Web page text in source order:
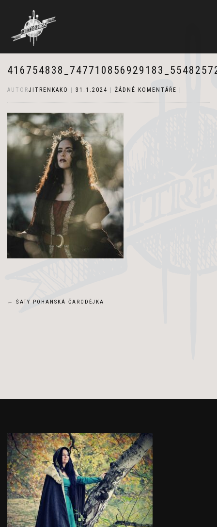
AUTORJITRENKAKO 31.1.2024 ŽÁDNÉ KOMENTÁŘE
Navigace
← ŠATY POHANSKÁ ČARODĚJKA